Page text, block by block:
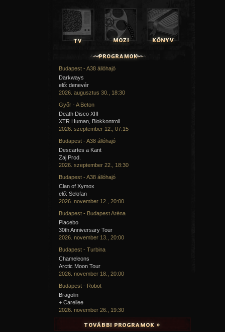
Budapest - A38 állóhajó
Darkways
elő: denevér
2026. augusztus 30., 18:30
Győr - A Beton
Death Disco XIII
XTR Human, Blokkontroll
2026. szeptember 12., 07:15
Budapest - A38 állóhajó
Descartes a Kant
Zaj Prod.
2026. szeptember 22., 18:30
Budapest - A38 állóhajó
Clan of Xymox
elő: Selofan
2026. november 12., 20:00
Budapest - Budapest Aréna
Placebo
30th Anniversary Tour
2026. november 13., 20:00
Budapest - Turbina
Chameleons
Arctic Moon Tour
2026. november 18., 20:00
Budapest - Robot
Bragolin
+ Carellee
2026. november 26., 19:30